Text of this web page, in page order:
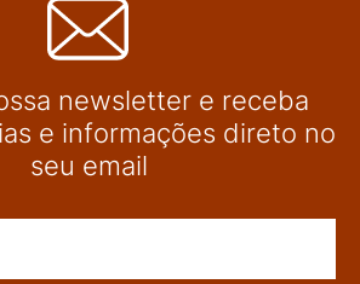
newsletter e receba
e informações direto no
seu email